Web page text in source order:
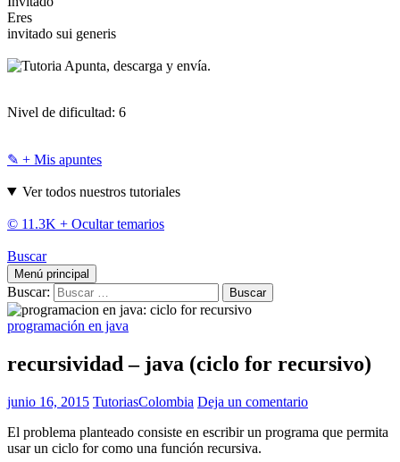
Eres
invitado sui generis
Apunta, descarga y envía.
Nivel de dificultad: 6
✎ + Mis apuntes
Ver todos nuestros tutoriales
© 11.3K + Ocultar temarios
Buscar
Menú principal
Buscar:
programación en java
recursividad – java (ciclo for recursivo)
junio 16, 2015 TutoriasColombia Deja un comentario
El problema planteado consiste en escribir un programa que permita
usar un ciclo for como una función recursiva.